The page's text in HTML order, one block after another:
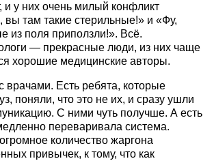
и у них очень милый конфликт
вы там такие стерильные!» и «Фу,
из поля приползли!». Всё.
— прекрасные люди, из них чаще
хорошие медицинские авторы.
врачами. Есть ребята, которые
поняли, что это не их, и сразу ушли
С ними чуть получше. А есть
переваривала система.
количество жаргона
привычек, к тому, что как